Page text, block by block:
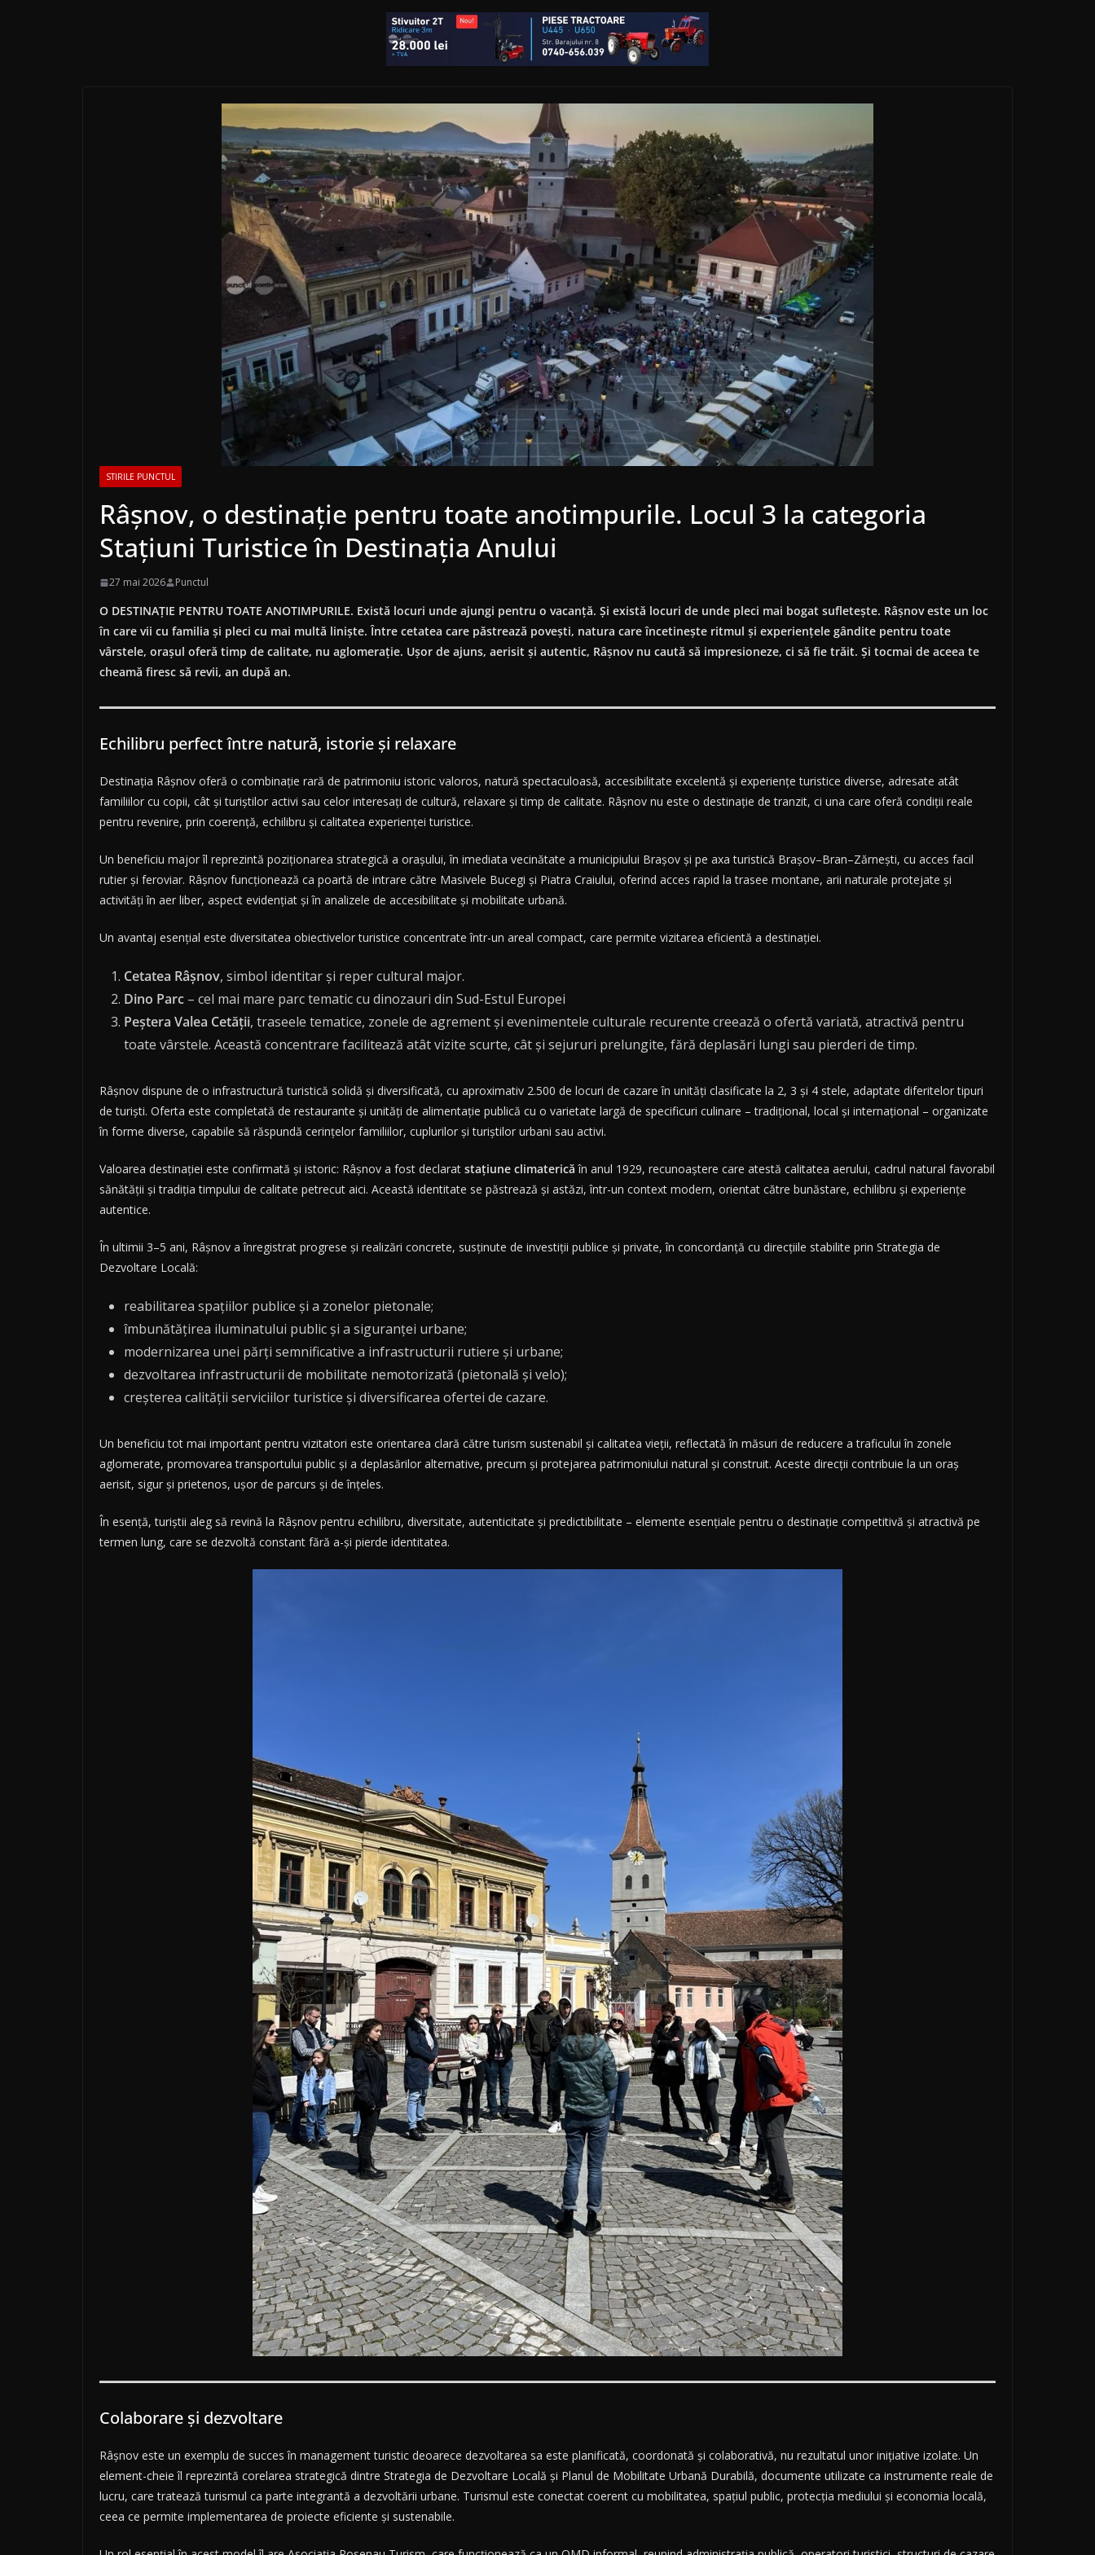
STIRILE PUNCTUL
Râșnov, o destinație pentru toate anotimpurile. Locul 3 la categoria
Stațiuni Turistice în Destinația Anului
27 mai 2026 Punctul
O DESTINAȚIE PENTRU TOATE ANOTIMPURILE. Există locuri unde ajungi pentru o vacanță. Și există locuri de unde pleci mai bogat sufletește. Râșnov este un loc
în care vii cu familia și pleci cu mai multă liniște. Între cetatea care păstrează povești, natura care încetinește ritmul și experiențele gândite pentru toate
vârstele, orașul oferă timp de calitate, nu aglomerație. Ușor de ajuns, aerisit și autentic, Râșnov nu caută să impresioneze, ci să fie trăit. Și tocmai de aceea te
cheamă firesc să revii, an după an.
Echilibru perfect între natură, istorie și relaxare
Destinația Râșnov oferă o combinație rară de patrimoniu istoric valoros, natură spectaculoasă, accesibilitate excelentă și experiențe turistice diverse, adresate atât
familiilor cu copii, cât și turiștilor activi sau celor interesați de cultură, relaxare și timp de calitate. Râșnov nu este o destinație de tranzit, ci una care oferă condiții reale
pentru revenire, prin coerență, echilibru și calitatea experienței turistice.
Un beneficiu major îl reprezintă poziționarea strategică a orașului, în imediata vecinătate a municipiului Brașov și pe axa turistică Brașov–Bran–Zărnești, cu acces facil
rutier și feroviar. Râșnov funcționează ca poartă de intrare către Masivele Bucegi și Piatra Craiului, oferind acces rapid la trasee montane, arii naturale protejate și
activități în aer liber, aspect evidențiat și în analizele de accesibilitate și mobilitate urbană.
Un avantaj esențial este diversitatea obiectivelor turistice concentrate într-un areal compact, care permite vizitarea eficientă a destinației.
Cetatea Râșnov, simbol identitar și reper cultural major.
Dino Parc – cel mai mare parc tematic cu dinozauri din Sud-Estul Europei
Peștera Valea Cetății, traseele tematice, zonele de agrement și evenimentele culturale recurente creează o ofertă variată, atractivă pentru
toate vârstele. Această concentrare facilitează atât vizite scurte, cât și sejururi prelungite, fără deplasări lungi sau pierderi de timp.
Râșnov dispune de o infrastructură turistică solidă și diversificată, cu aproximativ 2.500 de locuri de cazare în unități clasificate la 2, 3 și 4 stele, adaptate diferitelor tipuri
de turiști. Oferta este completată de restaurante și unități de alimentație publică cu o varietate largă de specificuri culinare – tradițional, local și internațional – organizate
în forme diverse, capabile să răspundă cerințelor familiilor, cuplurilor și turiștilor urbani sau activi.
Valoarea destinației este confirmată și istoric: Râșnov a fost declarat stațiune climaterică în anul 1929, recunoaștere care atestă calitatea aerului, cadrul natural favorabil
sănătății și tradiția timpului de calitate petrecut aici. Această identitate se păstrează și astăzi, într-un context modern, orientat către bunăstare, echilibru și experiențe
autentice.
În ultimii 3–5 ani, Râșnov a înregistrat progrese și realizări concrete, susținute de investiții publice și private, în concordanță cu direcțiile stabilite prin Strategia de
Dezvoltare Locală:
reabilitarea spațiilor publice și a zonelor pietonale;
îmbunătățirea iluminatului public și a siguranței urbane;
modernizarea unei părți semnificative a infrastructurii rutiere și urbane;
dezvoltarea infrastructurii de mobilitate nemotorizată (pietonală și velo);
creșterea calității serviciilor turistice și diversificarea ofertei de cazare.
Un beneficiu tot mai important pentru vizitatori este orientarea clară către turism sustenabil și calitatea vieții, reflectată în măsuri de reducere a traficului în zonele
aglomerate, promovarea transportului public și a deplasărilor alternative, precum și protejarea patrimoniului natural și construit. Aceste direcții contribuie la un oraș
aerisit, sigur și prietenos, ușor de parcurs și de înțeles.
În esență, turiștii aleg să revină la Râșnov pentru echilibru, diversitate, autenticitate și predictibilitate – elemente esențiale pentru o destinație competitivă și atractivă pe
termen lung, care se dezvoltă constant fără a-și pierde identitatea.
Colaborare şi dezvoltare
Râșnov este un exemplu de succes în management turistic deoarece dezvoltarea sa este planificată, coordonată și colaborativă, nu rezultatul unor inițiative izolate. Un
element-cheie îl reprezintă corelarea strategică dintre Strategia de Dezvoltare Locală și Planul de Mobilitate Urbană Durabilă, documente utilizate ca instrumente reale de
lucru, care tratează turismul ca parte integrantă a dezvoltării urbane. Turismul este conectat coerent cu mobilitatea, spațiul public, protecția mediului și economia locală,
ceea ce permite implementarea de proiecte eficiente și sustenabile.